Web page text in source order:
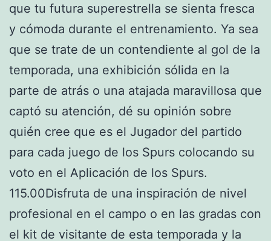
que tu futura superestrella se sienta fresca
y cómoda durante el entrenamiento. Ya sea
que se trate de un contendiente al gol de la
temporada, una exhibición sólida en la
parte de atrás o una atajada maravillosa que
captó su atención, dé su opinión sobre
quién cree que es el Jugador del partido
para cada juego de los Spurs colocando su
voto en el Aplicación de los Spurs.
115.00Disfruta de una inspiración de nivel
profesional en el campo o en las gradas con
el kit de visitante de esta temporada y la